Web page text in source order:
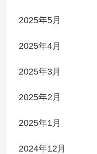
2025年5月
2025年4月
2025年3月
2025年2月
2025年1月
2024年12月